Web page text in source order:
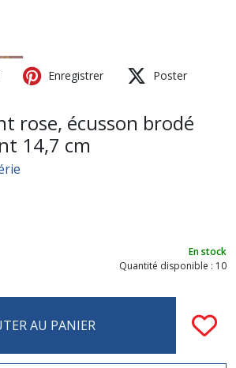
Enregistrer Poster
rose, écusson brodé
14,7 cm
En stock
Quantité disponible : 10
AU PANIER